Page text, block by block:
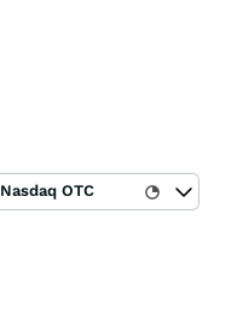
Nasdaq OTC